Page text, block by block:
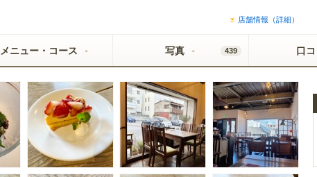
店舗情報（詳細）
メニュー・コース 写真 439 口コ